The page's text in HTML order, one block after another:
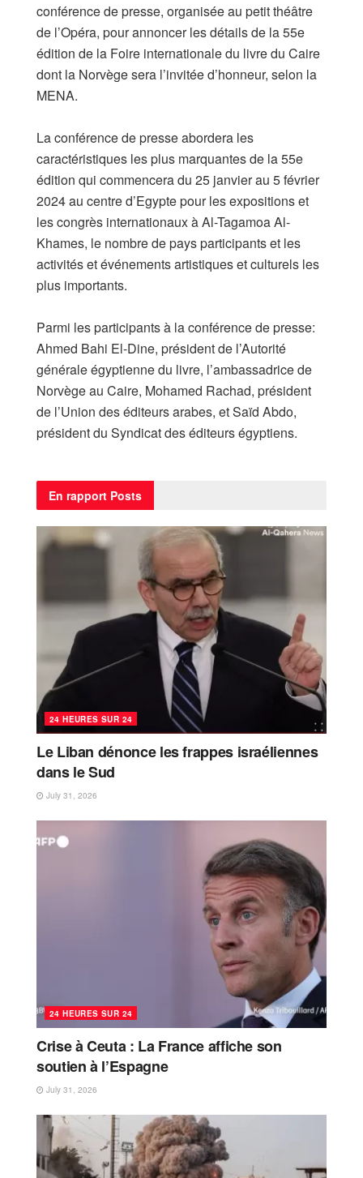
conférence de presse, organisée au petit théâtre
de l’Opéra, pour annoncer les détails de la 55e
édition de la Foire internationale du livre du Caire
dont la Norvège sera l’invitée d’honneur, selon la
MENA.
La conférence de presse abordera les
caractéristiques les plus marquantes de la 55e
édition qui commencera du 25 janvier au 5 février
2024 au centre d’Egypte pour les expositions et
les congrès internationaux à Al-Tagamoa Al-
Khames, le nombre de pays participants et les
activités et événements artistiques et culturels les
plus importants.
Parmi les participants à la conférence de presse:
Ahmed Bahi El-Dine, président de l’Autorité
générale égyptienne du livre, l’ambassadrice de
Norvège au Caire, Mohamed Rachad, président
de l’Union des éditeurs arabes, et Saïd Abdo,
président du Syndicat des éditeurs égyptiens.
En rapport Posts
24 HEURES SUR 24
Le Liban dénonce les frappes israéliennes
dans le Sud
July 31, 2026
24 HEURES SUR 24
Crise à Ceuta : La France affiche son
soutien à l’Espagne
July 31, 2026